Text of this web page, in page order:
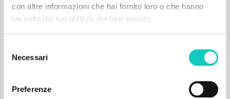
con altre informazioni che hai fornito loro o che hanno
raccolto dal tuo utilizzo dei loro servizi.
delNecessari
Preferenze
Giussani Luigi Autore
Cordes Paul Josef Autore
San Paolo
Luogo di edizione : Cinisello Balsamo